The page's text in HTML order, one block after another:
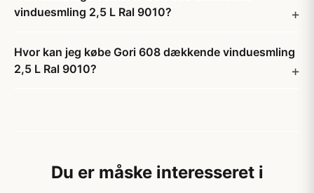
vinduesmling 2,5 L Ral 9010?
Hvor kan jeg købe Gori 608 dækkende vinduesmling
2,5 L Ral 9010?
Du er måske interesseret i